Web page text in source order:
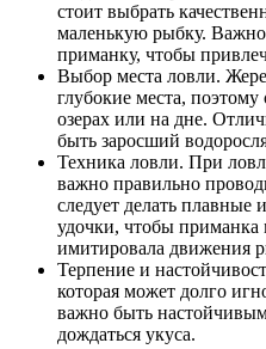
стоит выбрать
маленькую рыбку.
приманку, чтобы
Выбор места ловли.
глубокие места, поэтому
озерах или на дне.
быть заросший
Техника ловли. При
важно правильно
следует делать
удочки, чтобы приманка
имитировала движения
Терпение и
которая может долго
важно быть
дождаться укуса.